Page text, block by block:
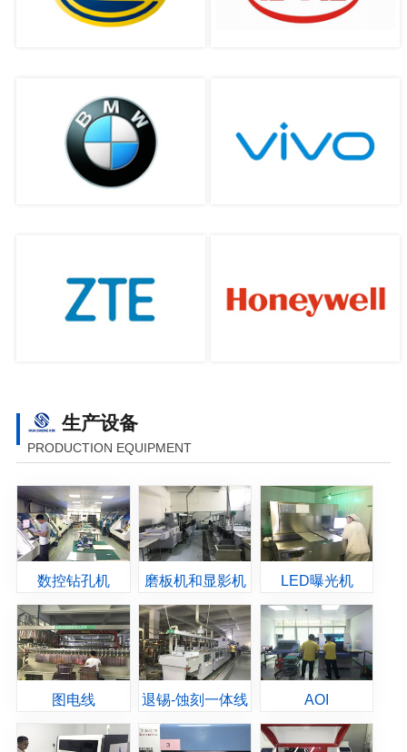
生产设备
PRODUCTION EQUIPMENT
数控钻孔机 磨板机和显影机 LED曝光机
图电线 退锡-蚀刻一体线 AOI